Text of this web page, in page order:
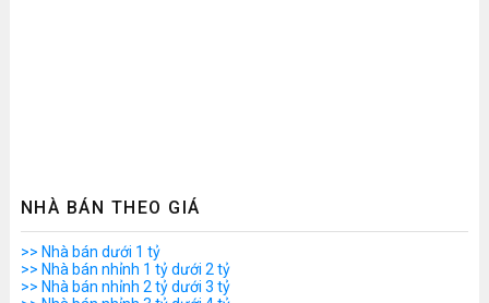
NHÀ BÁN THEO GIÁ
>> Nhà bán dưới 1 tỷ
>> Nhà bán nhỉnh 1 tỷ dưới 2 tỷ
>> Nhà bán nhỉnh 2 tỷ dưới 3 tỷ